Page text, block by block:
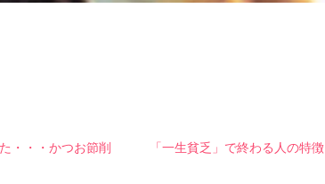
・・・かつお節削 「一生貧乏」で終わる人の特徴